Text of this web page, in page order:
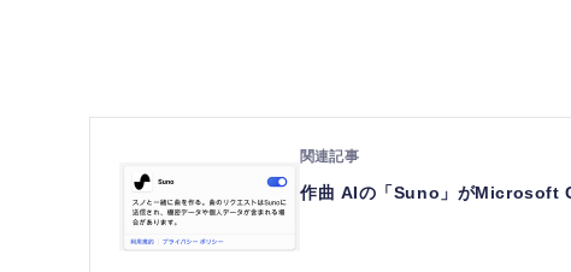
作曲 AIの「Suno」がMicrosoft